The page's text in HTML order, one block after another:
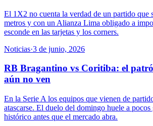
El 1X2 no cuenta la verdad de un partido que
metros y con un Alianza Lima obligado a
esconde en las tarjetas y los corners.
Noticias·3 de junio, 2026
RB Bragantino vs Coritiba: el
aún no ven
En la Serie A los equipos que vienen de
atascarse. El duelo del domingo huele a pocos
histórico antes que el mercado abra.